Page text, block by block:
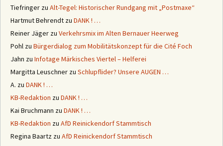
Tiefringer zu Alt-Tegel: Historischer Rundgang mit „Postmaxe“
Hartmut Behrendt zu DANK ! …
Reiner Jäger zu Verkehrsmix im Alten Bernauer Heerweg
Pohl zu Bürgerdialog zum Mobilitätskonzept für die Cité Foch
Jahn zu Infotage Märkisches Viertel – Helferei
Margitta Leuschner zu Schlupflider? Unsere AUGEN …
A. zu DANK ! …
KB-Redaktion zu DANK ! …
Kai Bruchmann zu DANK ! …
KB-Redaktion zu AfD Reinickendorf Stammtisch
Regina Baartz zu AfD Reinickendorf Stammtisch